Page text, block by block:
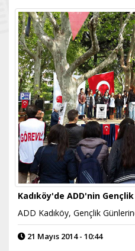
Kadıköy'de ADD'nin
ADD Kadıköy, Gençlik
21 Mayıs 2014 - 10:44